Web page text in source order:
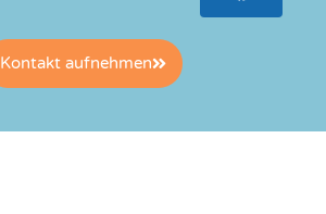
Kontakt aufnehmen